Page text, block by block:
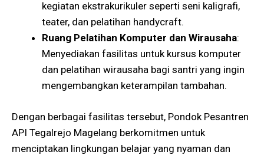
kegiatan ekstrakurikuler seperti seni kaligrafi,
teater, dan pelatihan handycraft.
Ruang Pelatihan Komputer dan Wirausaha:
Menyediakan fasilitas untuk kursus komputer
dan pelatihan wirausaha bagi santri yang ingin
mengembangkan keterampilan tambahan​​.
Dengan berbagai fasilitas tersebut, Pondok Pesantren
API Tegalrejo Magelang berkomitmen untuk
menciptakan lingkungan belajar yang nyaman dan